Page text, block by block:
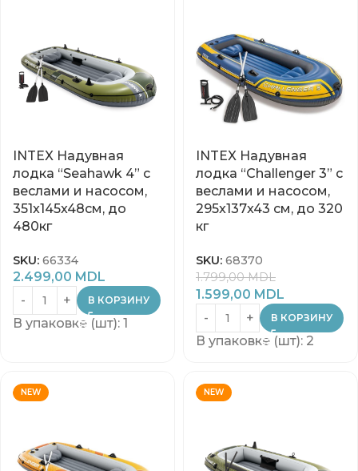
INTEX Надувная
лодка “Seahawk 4” с
веслами и насосом,
351x145x48см, до
480кг
SKU: 66334
2.499,00 MDL
В КОРЗИНУ
В упаковке (шт): 1
INTEX Надувная
лодка “Challenger 3” с
веслами и насосом,
295x137x43 см, до 320
кг
SKU: 68370
1.799,00MDL
1.599,00 MDL
В КОРЗИНУ
В упаковке (шт): 2
NEW NEW